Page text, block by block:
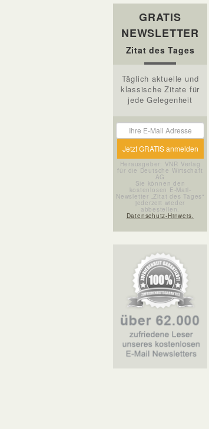
GRATIS
NEWSLETTER
Zitat des Tages
Täglich aktuelle und
klassische Zitate für
jede Gelegenheit
Herausgeber: VNR Verlag
für die Deutsche Wirtschaft
AG
Sie können den
kostenlosen E-Mail-
Newsletter „Zitat des Tages“
jederzeit wieder
abbestellen.
Datenschutz-Hinweis.